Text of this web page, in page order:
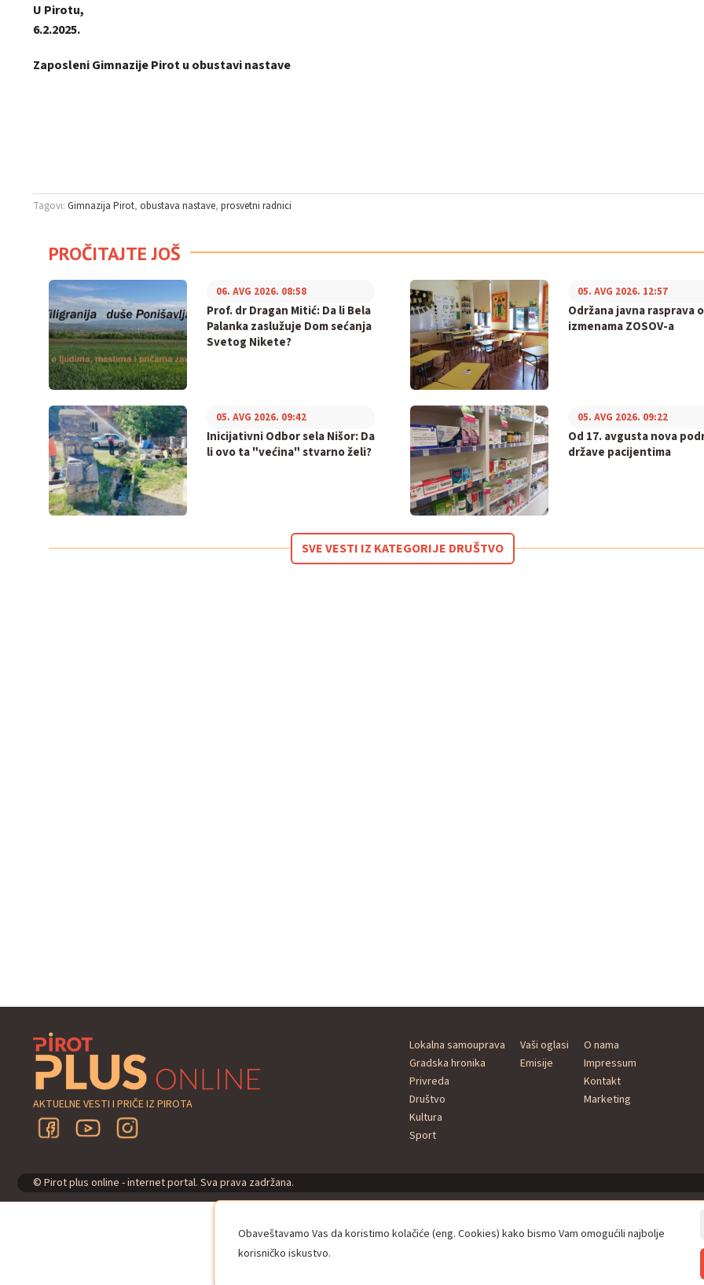
U Pirotu,
6.2.2025.
Zaposleni Gimnazije Pirot u obustavi nastave
Tagovi: Gimnazija Pirot obustava nastave prosvetni radnici
PROČITAJTE JOŠ
Prof. dr Dragan Mitić: Da li Bela
Palanka zaslužuje Dom sećanja
Svetog Nikete?
06. AVG 2026. 08:58
Održana javna rasprava o
izmenama ZOSOV-a
05. AVG 2026. 12:57
Inicijativni Odbor sela Nišor: Da
li ovo ta "većina" stvarno želi?
05. AVG 2026. 09:42
Od 17. avgusta nova
države pacijentima
05. AVG 2026. 09:22
SVE VESTI IZ KATEGORIJE DRUŠTVO
AKTUELNE VESTI I PRIČE IZ PIROTA
Lokalna samouprava
Gradska hronika
Privreda
Društvo
Kultura
Sport
Vaši oglasi
Emisije
O nama
Impressum
Kontakt
Marketing
© Pirot plus online - internet portal. Sva prava zadržana.
Obaveštavamo Vas da koristimo kolačiće (eng. Cookies) kako bismo Vam omogućili najbolje
korisničko iskustvo.